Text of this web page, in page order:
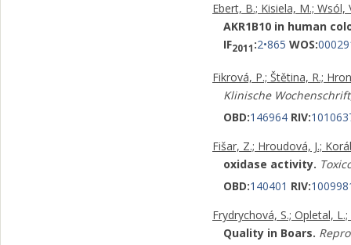
Ebert, B.; Kisiela, M.; Wsól,
AKR1B10 in human
IF2011 :2•865 WOS:
Fikrová, P.; Štětina, R.;
Klinische Wochenschrift
OBD:146964 RIV:
Fišar, Z.; Hroudová, J.;
oxidase activity.
OBD:140401 RIV:
Frydrychová, S.; Opletal,
Quality in Boars.